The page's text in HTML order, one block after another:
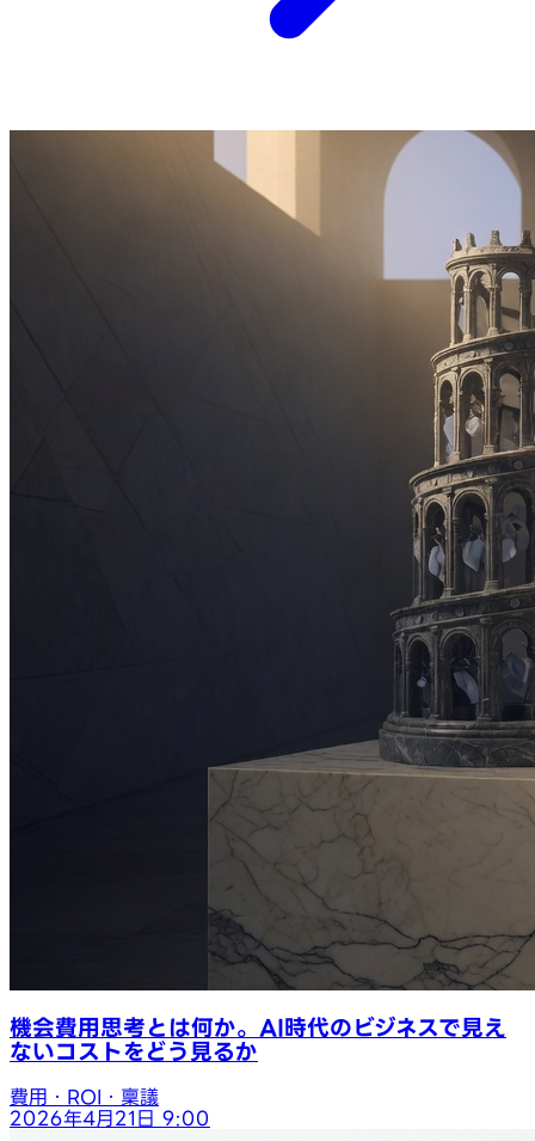
機会費用思考とは何か。AI時代のビジネスで見え
ないコストをどう見るか
費用・ROI・稟議
2026年4月21日 9:00